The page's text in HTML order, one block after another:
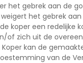
het gebrek aan de
het gebrek
koper een redelijke
of zich uit de
kan de
van de